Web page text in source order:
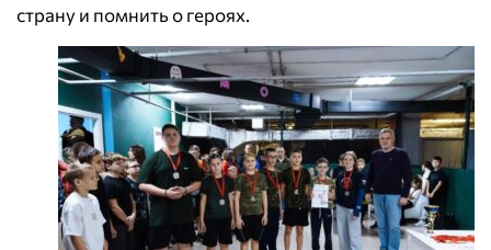
страну и помнить о героях.